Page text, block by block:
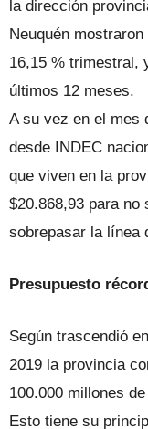
la dirección
Neuquén
16,15 % trimestral,
últimos 12 meses.
A su vez en el mes
desde INDEC
que viven en la
$20.868,93 para no
sobrepasar la línea
Presupuesto
Según trascendió
2019 la provincia
100.000 millones
Esto tiene su